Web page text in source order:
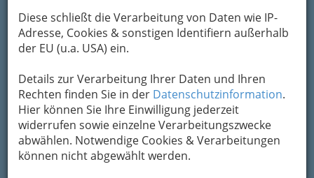
Diese schließt die Verarbeitung von Daten wie IP-
Adresse, Cookies & sonstigen Identifiern außerhalb
der EU (u.a. USA) ein.
Details zur Verarbeitung Ihrer Daten und Ihren
Rechten finden Sie in der Datenschutzinformation.
Hier können Sie Ihre Einwilligung jederzeit
widerrufen sowie einzelne Verarbeitungszwecke
abwählen. Notwendige Cookies & Verarbeitungen
können nicht abgewählt werden.
Karte
Adresse mit Google Maps anschauen
Kontaktaufnahme
Um die Info-Graz Firmenvor Spam-Mails zu
bewahren , verwenden wir an dieser Stelle zur
Übermittlung Ihrer Nachricht ein sicheres